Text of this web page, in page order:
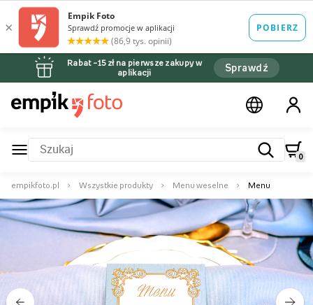
Rabat –15 zł na pierwsze zakupy w
aplikacji
Sprawdź
0
empikfoto.pl Wszystkie produkty Menu weselne Menu